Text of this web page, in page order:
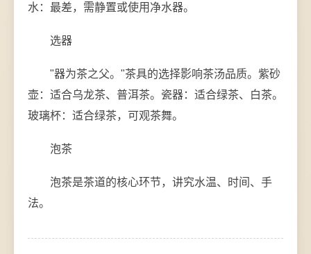
水：最差，需静置或使用净水器。
选器
"器为茶之父。"茶具的选择影响茶汤品质。紫砂
壶：适合乌龙茶、普洱茶。瓷器：适合绿茶、白茶。
玻璃杯：适合绿茶，可观茶舞。
泡茶
泡茶是茶道的核心环节，讲究水温、时间、手
法。